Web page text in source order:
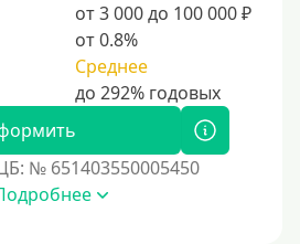
от 3 000 до 100 000 ₽
от 0.8%
Среднее
№ 651403550005450